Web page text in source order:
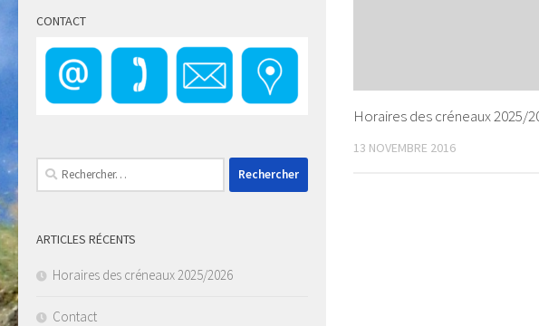
Horaires des créneaux 2025/
13 NOVEMBRE 2016
CONTACT
Rechercher :
ARTICLES RÉCENTS
Horaires des créneaux 2025/2026
Contact